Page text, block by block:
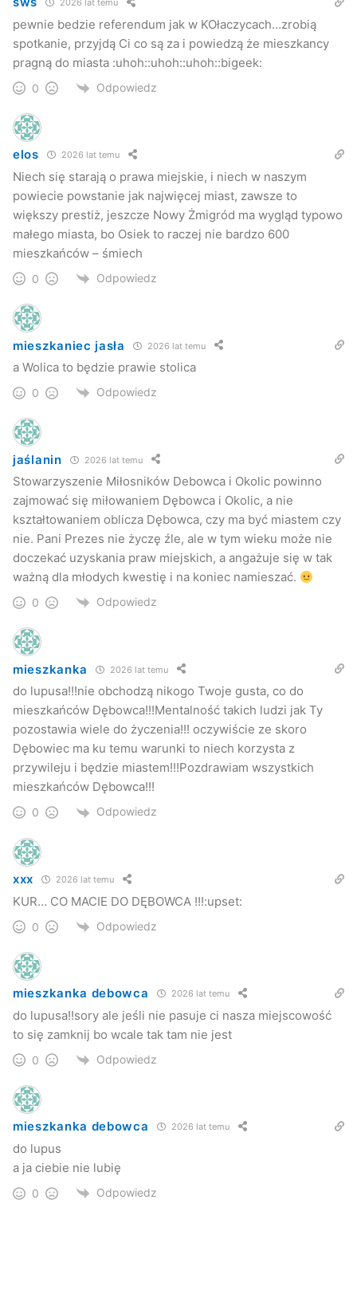
–Chcemy rozpocząć tę procedurę od spotkania
wiejskiego, na którym chciałbym, aby mieszkańcy się
wypowiedzieli, później będziemy docierać z informacjami
do wszystkich mieszkańców Dębowca. Wszystkie te
informacje zebrane chciałbym podsumować w referendum,
które myślę, że nie będzie kosztowne. I dopiero kiedy
mieszkańcy Dębowca w większości wypowiedzą się „za”
lub „przeciw” to na podstawie ich decyzji i woli chcemy
podjąć decyzję
Wniosek, zdaniem Staniszewskiego, jeśli uda się załatwić
całą procedurę, zostałby złożony na wiosnę przyszłego
roku, a w styczniu 2012 Dębowiec mógłby świętować
odzyskanie praw miejskich.
Kuba Kowalczyk
Jaslonet.pl
2026 lat temu
pewnie bedzie referendum jak w KOłaczycach…zrobią
spotkanie, przyjdą Ci co są za i powiedzą że mieszkancy
pragną do miasta :uhoh::uhoh::uhoh::bigeek:
0 Odpowiedz
elos 2026 lat temu
Niech się starają o prawa miejskie, i niech w naszym
powiecie powstanie jak najwięcej miast, zawsze to
większy prestiż, jeszcze Nowy Żmigród ma wygląd typowo
małego miasta, bo Osiek to raczej nie bardzo 600
mieszkańców – śmiech
0 Odpowiedz
mieszkaniec jasła 2026 lat temu
a Wolica to będzie prawie stolica
0 Odpowiedz
jaślanin 2026 lat temu
Stowarzyszenie Miłosników Debowca i Okolic powinno
zajmować się miłowaniem Dębowca i Okolic, a nie
kształtowaniem oblicza Dębowca, czy ma być miastem czy
nie. Pani Prezes nie życzę źle, ale w tym wieku może nie
doczekać uzyskania praw miejskich, a angażuje się w tak
ważną dla młodych kwestię i na koniec namieszać.
0 Odpowiedz
mieszkanka 2026 lat temu
do lupusa!!!nie obchodzą nikogo Twoje gusta, co do
mieszkańców Dębowca!!!Mentalność takich ludzi jak Ty
pozostawia wiele do życzenia!!! oczywiście ze skoro
Dębowiec ma ku temu warunki to niech korzysta z
przywileju i będzie miastem!!!Pozdrawiam wszystkich
mieszkańców Dębowca!!!
0 Odpowiedz
xxx 2026 lat temu
KUR… CO MACIE DO DĘBOWCA !!!:upset:
0 Odpowiedz
mieszkanka debowca 2026 lat temu
do lupusa!!sory ale jeśli nie pasuje ci nasza miejscowość
to się zamknij bo wcale tak tam nie jest
0 Odpowiedz
mieszkanka debowca 2026 lat temu
do lupus
a ja ciebie nie lubię
0 Odpowiedz